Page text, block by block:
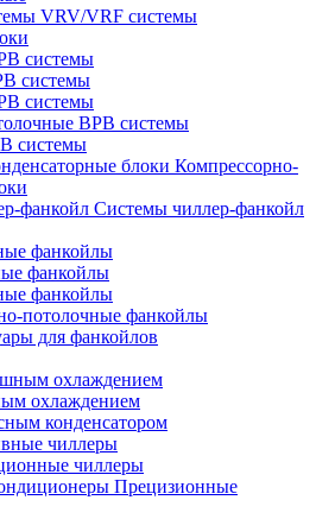
VRV/VRF системы
системы
системы
системы
ВРВ системы
системы
Компрессорно-
Системы чиллер-фанкойл
фанкойлы
фанкойлы
фанкойлы
потолочные фанкойлы
для фанкойлов
охлаждением
охлаждением
конденсатором
чиллеры
чиллеры
Прецизионные